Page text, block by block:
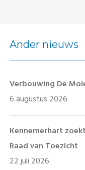
Ander nieuws
Verbouwing De
6 augustus 2026
Kennemerhart
Raad van Toezicht
22 juli 2026